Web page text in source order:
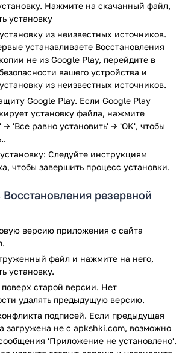
Нажмите на скачанный файл,
установку
из неизвестных источников.
устанавливаете Восстановления
не из Google Play, перейдите в
вашего устройства и
из неизвестных источников.
Google Play. Если Google Play
установку файла, нажмите
'Все равно установить' → 'OK', чтобы
Следуйте инструкциям
чтобы завершить процесс установки.
резервной
версию приложения с сайта
файл и нажмите на него,
установку.
поверх старой версии. Нет
удалять предыдущую версию.
подписей. Если предыдущая
загружена не с apkshki.com, возможно
'Приложение не установлено'.